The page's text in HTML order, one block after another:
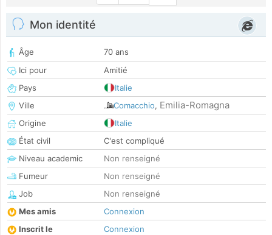
Mon identité
Âge
70 ans
Ici pour
Amitié
Pays
Italie
Ville
Comacchio, Emilia-Romagna
Origine
Italie
État civil
C'est compliqué
Niveau academic
Non renseigné
Fumeur
Non renseigné
Job
Non renseigné
Mes amis
Connexion
Inscrit le
Connexion